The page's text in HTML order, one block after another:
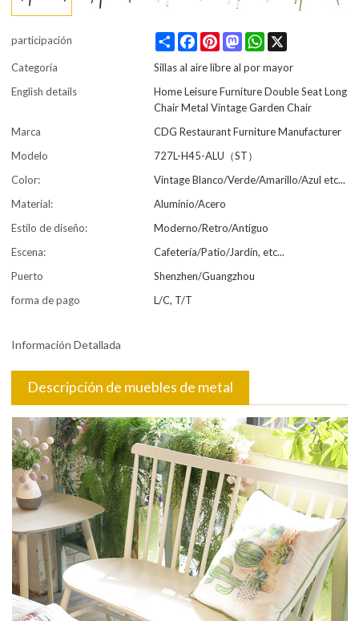
participación Share FacebookPinterestMastodonWhatsApp
Categoría
Sillas al aire libre al por mayor
English details
Home Leisure Furniture Double Seat Long
Chair Metal Vintage Garden Chair
Marca
CDG Restaurant Furniture Manufacturer
Modelo
727L-H45-ALU（ST）
Color:
Vintage Blanco/Verde/Amarillo/Azul etc...
Material:
Aluminio/Acero
Estilo de diseño:
Moderno/Retro/Antiguo
Escena:
Cafetería/Patio/Jardín, etc...
Puerto
Shenzhen/Guangzhou
forma de pago
L/C, T/T
Información Detallada
Descripción de muebles de metal